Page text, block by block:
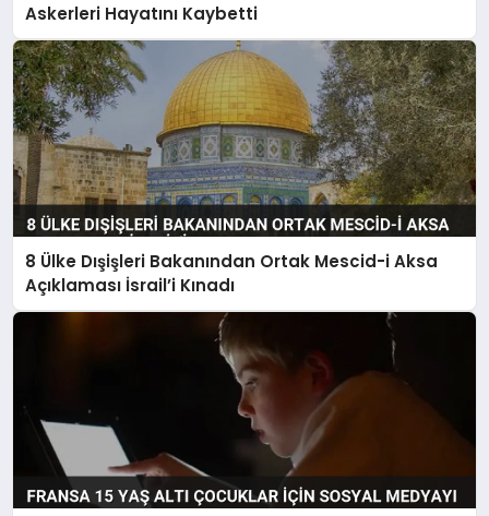
Askerleri Hayatını Kaybetti
8 Ülke Dışişleri Bakanından Ortak Mescid-i Aksa
Açıklaması İsrail’i Kınadı